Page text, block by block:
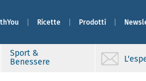
Ricette Prodotti
Sport &
Benessere